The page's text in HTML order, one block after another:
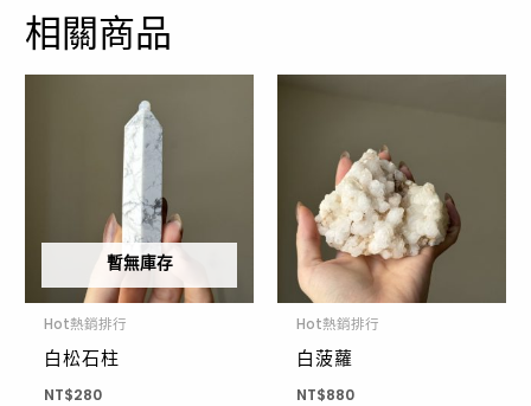
相關商品
暫無庫存
Hot熱銷排行
白松石柱
NT$280
Hot熱銷排行
白菠蘿
NT$880